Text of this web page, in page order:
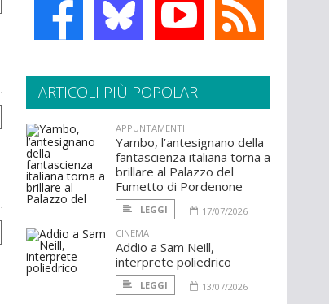
ARTICOLI PIÙ POPOLARI
APPUNTAMENTI
Yambo, l’antesignano della
fantascienza italiana torna a
brillare al Palazzo del
Fumetto di Pordenone
LEGGI
17/07/2026
CINEMA
Addio a Sam Neill,
interprete poliedrico
LEGGI 13/07/2026